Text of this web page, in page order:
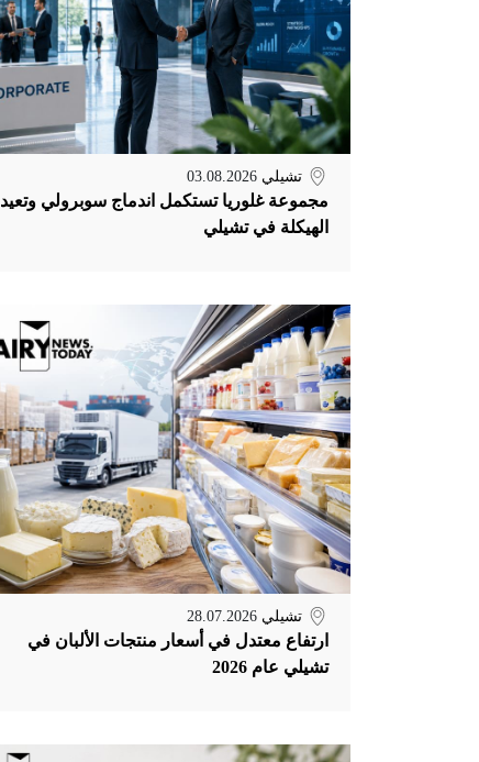
تشيلي 03.08.2026
مجموعة غلوريا تستكمل اندماج سوبرولي وتعيد
الهيكلة في تشيلي
تشيلي 28.07.2026
ارتفاع معتدل في أسعار منتجات الألبان في
تشيلي عام 2026